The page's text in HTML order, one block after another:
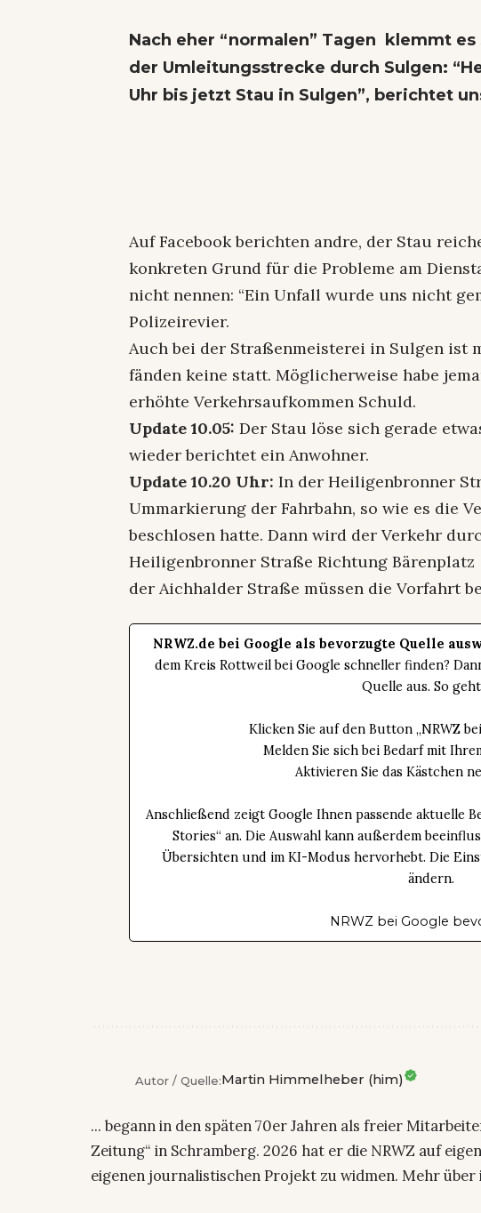
Nach eher “normalen” Tagen klemmt
der Umleitungsstrecke durch Sulgen:
Uhr bis jetzt Stau in Sulgen”, berichtet
Auf Facebook berichten andre, der Stau
konkreten Grund für die Probleme am
nicht nennen: “Ein Unfall wurde uns nicht
Polizeirevier.
Auch bei der Straßenmeisterei in Sulgen ist
fänden keine statt. Möglicherweise habe
erhöhte Verkehrsaufkommen Schuld.
Update 10.05: Der Stau löse sich gerade
wieder berichtet ein Anwohner.
Update 10.20 Uhr: In der Heiligenbronner
Ummarkierung der Fahrbahn, so wie es die
beschlosen hatte. Dann wird der Verkehr
Heiligenbronner Straße Richtung
der Aichhalder Straße müssen die Vorfahrt
NRWZ.de bei Google als bevorzugte Quelle
dem Kreis Rottweil bei Google schneller finden?
Quelle aus. So
Klicken Sie auf den Button „NRWZ
Melden Sie sich bei Bedarf mit
Aktivieren Sie das Kästchen
Anschließend zeigt Google Ihnen passende aktuelle
Stories“ an. Die Auswahl kann außerdem
Übersichten und im KI-Modus hervorhebt. Die
ändern.
NRWZ bei Google
Autor / Quelle:Martin Himmelheber (him)
... begann in den späten 70er Jahren als freier
Zeitung“ in Schramberg. 2026 hat er die NRWZ auf
eigenen journalistischen Projekt zu widmen. Mehr über